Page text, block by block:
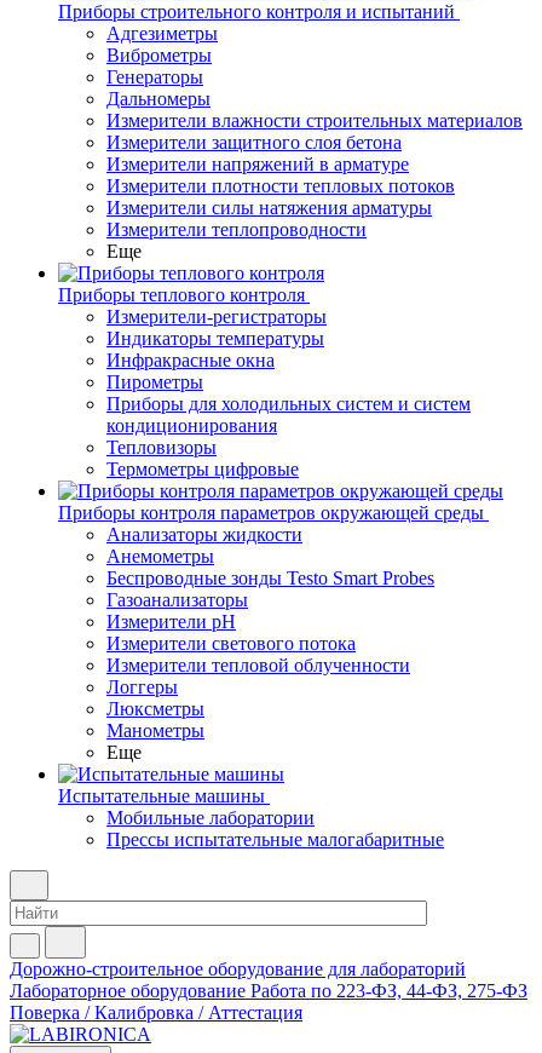
Приборы строительного контроля и испытаний
Адгезиметры
Виброметры
Генераторы
Дальномеры
Измерители влажности строительных материалов
Измерители защитного слоя бетона
Измерители напряжений в арматуре
Измерители плотности тепловых потоков
Измерители силы натяжения арматуры
Измерители теплопроводности
Еще
Приборы теплового контроля
Измерители-регистраторы
Индикаторы температуры
Инфракрасные окна
Пирометры
Приборы для холодильных систем и систем
кондиционирования
Тепловизоры
Термометры цифровые
Приборы контроля параметров окружающей среды
Анализаторы жидкости
Анемометры
Беспроводные зонды Testo Smart Probes
Газоанализаторы
Измерители pH
Измерители светового потока
Измерители тепловой облученности
Логгеры
Люксметры
Манометры
Еще
Испытательные машины
Мобильные лаборатории
Прессы испытательные малогабаритные
Дорожно-строительное оборудование для лабораторий
Лабораторное оборудование Работа по 223-ФЗ, 44-ФЗ, 275-ФЗ
Поверка / Калибровка / Аттестация